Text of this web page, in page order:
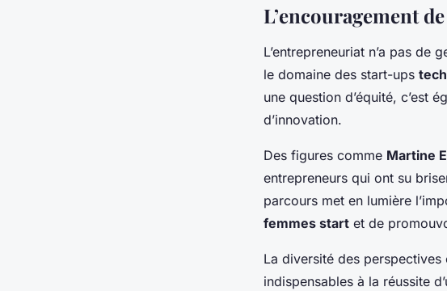
L’encouragement
L’entrepreneuriat n’a pas de
le domaine des start-ups tech
une question d’équité, c’est
d’innovation.
Des figures comme Martine
entrepreneurs qui ont su
parcours met en lumière
femmes start et de
La diversité des
indispensables à la réussite